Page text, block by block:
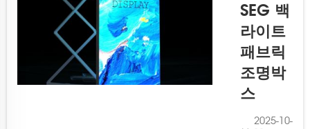
수 있지만
더 이상
걱정할 필
요 없습니
다! Lintel
Display
없이 설치
SEG 백
라이트
패브릭
조명박
스
2025-10-